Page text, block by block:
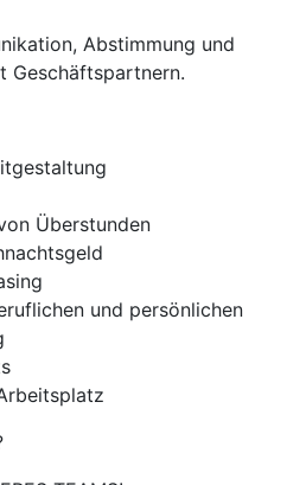
Abstimmung und
Geschäftspartnern.
Überstunden
und persönlichen